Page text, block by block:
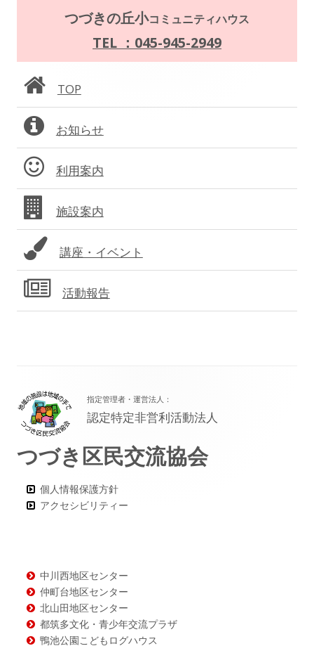
ン
サ
イ
ド
バ
ー
つづきの丘小コミュニティハウス
TEL ：045-945-2949
TOP
お知らせ
利用案内
施設案内
講座・イベント
活動報告
ッ
タ
ー・
ン
ツ
指定管理者・運営法人：
認定特定非営利活動法人
つづき区民交流協会
個人情報保護方針
アクセシビリティー
中川西地区センター
仲町台地区センター
北山田地区センター
都筑多文化・青少年交流プラザ
鴨池公園こどもログハウス